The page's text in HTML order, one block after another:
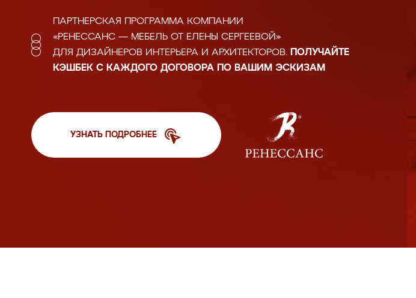
ПАРТНЕРСКАЯ ПРОГРАММА КОМПАНИИ
«РЕНЕССАНС — МЕБЕЛЬ ОТ ЕЛЕНЫ СЕРГЕЕВОЙ»
ДЛЯ ДИЗАЙНЕРОВ ИНТЕРЬЕРА И АРХИТЕКТОРОВ.
ПОЛУЧАЙТЕ
КЭШБЕК С КАЖДОГО ДОГОВОРА ПО ВАШИМ ЭСКИЗАМ
УЗНАТЬ ПОДРОБНЕЕ